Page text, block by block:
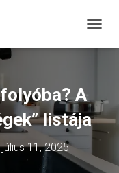
A
listája
július 11, 2025